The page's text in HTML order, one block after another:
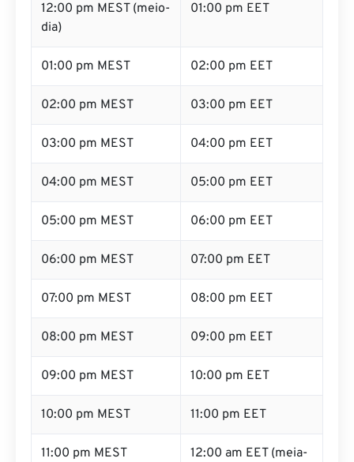
12:00 pm MEST (meio-
dia)
01:00 pm EET
01:00 pm MEST 02:00 pm EET
02:00 pm MEST 03:00 pm EET
03:00 pm MEST 04:00 pm EET
04:00 pm MEST 05:00 pm EET
05:00 pm MEST 06:00 pm EET
06:00 pm MEST 07:00 pm EET
07:00 pm MEST 08:00 pm EET
08:00 pm MEST 09:00 pm EET
09:00 pm MEST 10:00 pm EET
10:00 pm MEST 11:00 pm EET
11:00 pm MEST
12:00 am EET (meia-